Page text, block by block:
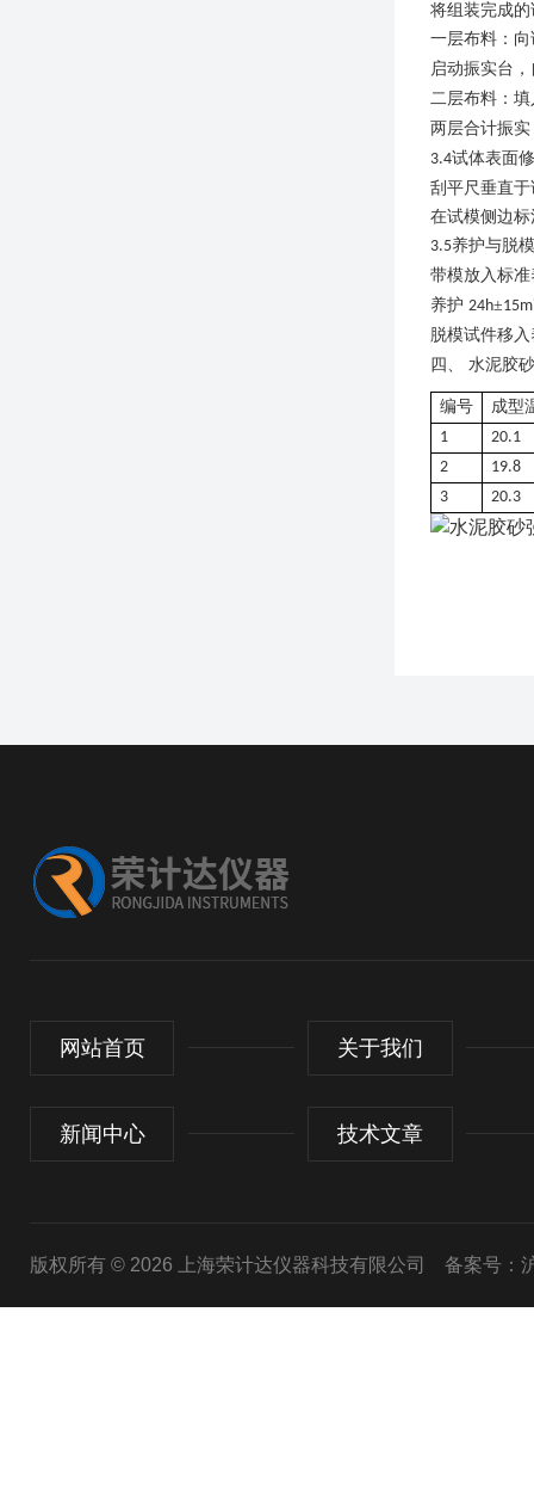
将组装完成
一层布料：
启动振实台
二层布料：
两层合计振实
3.4试体表面
刮平尺垂直
在试模侧边
3.5养护与脱模
带模放入标
养护 24h±
脱模试件移
四 、 水泥胶
编号
成型
1
20.1
2
19.8
3
20.3
网站首页 关于我们
新闻中心 技术文章
版权所有 © 2026 上海荣计达仪器科技有限公司 备案号：